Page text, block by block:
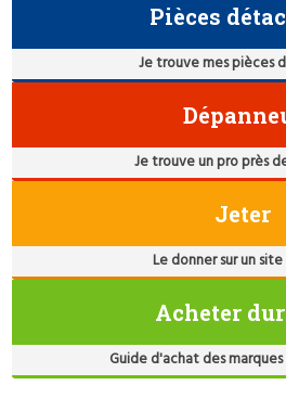
Pièces
Je trouve mes pièces
Je trouve un pro près
Jeter
Le donner sur un
Acheter
Guide d'achat des